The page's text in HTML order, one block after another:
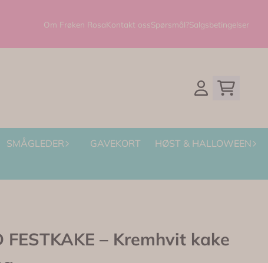
Om Frøken RosaKontakt ossSpørsmål?Salgsbetingelser
SMÅGLEDER GAVEKORT
HØST & HALLOWEEN
FESTKAKE – Kremhvit kake